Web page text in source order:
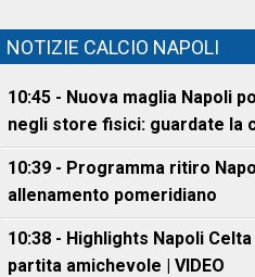
NOTIZIE CALCIO NAPOLI
10:45 - Nuova maglia Napoli
negli store fisici: guardate la
10:39 - Programma ritiro
allenamento pomeridiano
10:38 - Highlights Napoli
partita amichevole | VIDEO